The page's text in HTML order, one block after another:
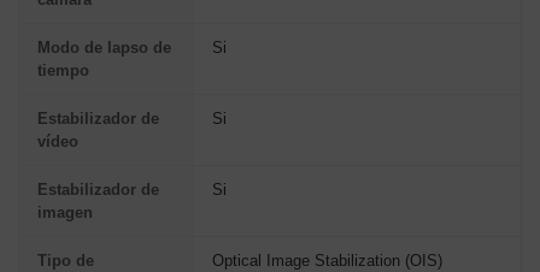
Modo de lapso de
tiempo
Si
Estabilizador de
vídeo
Si
Estabilizador de
imagen
Si
Tipo de
Optical Image Stabilization (OIS)